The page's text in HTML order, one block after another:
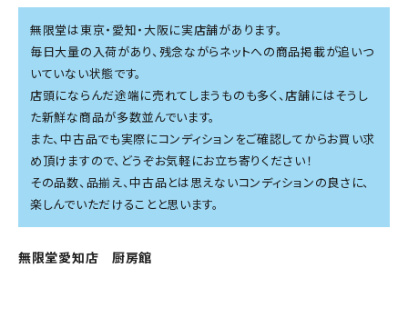
無限堂は東京・愛知・大阪に実店舗があります。
毎日大量の入荷があり、残念ながらネットへの商品掲載が追いつ
いていない状態です。
店頭にならんだ途端に売れてしまうものも多く、店舗にはそうし
た新鮮な商品が多数並んでいます。
また、中古品でも実際にコンディションをご確認してからお買い求
め頂けますので、どうぞお気軽にお立ち寄りください！
その品数、品揃え、中古品とは思えないコンディションの良さに、
楽しんでいただけることと思います。
無限堂愛知店 厨房館